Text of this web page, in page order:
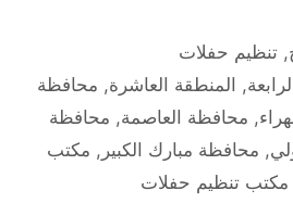
,تنظيم حفلات
, المنطقة العاشرة, محافظة
, محافظة العاصمة, محافظة
, محافظة مبارك الكبير , مكتب
مكتب تنظيم حفلات